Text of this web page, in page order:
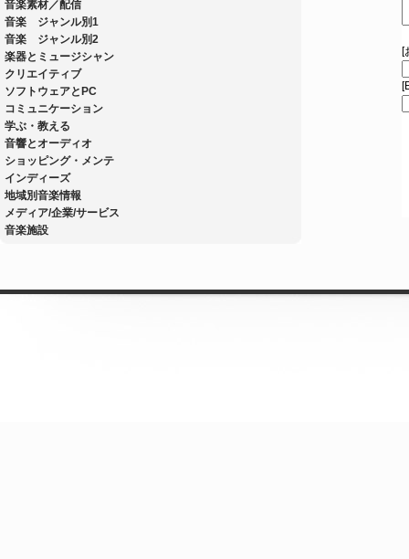
音楽素材／配信
音楽 ジャンル別1
音楽 ジャンル別2
楽器とミュージシャン
クリエイティブ
ソフトウェアとPC
コミュニケーション
学ぶ・教える
音響とオーディオ
ショッピング・メンテ
インディーズ
地域別音楽情報
メディア/企業/サービス
音楽施設
[